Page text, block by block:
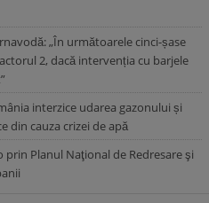
„În următoarele cinci-șase
2, dacă intervenția cu barjele
interzice udarea gazonului și
din cauza crizei de apă
Planul Naţional de Redresare şi